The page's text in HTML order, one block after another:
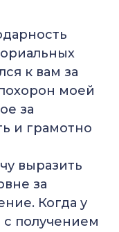
к вам за
моей
за
и грамотно
выразить
за
Когда у
получением